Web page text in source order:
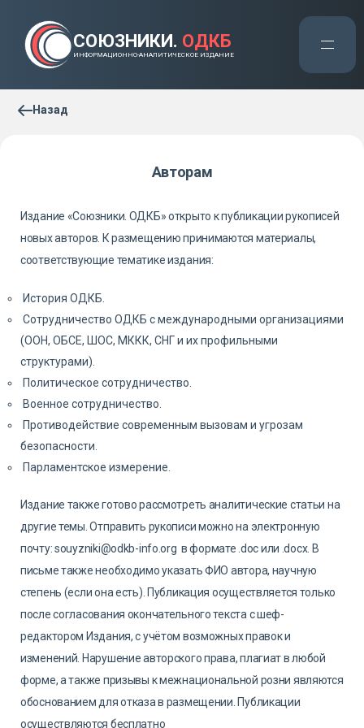
СОЮЗНИКИ. ОДКБ
ИНФОРМАЦИОННО-АНАЛИТИЧЕСКОЕ ИЗДАНИЕ
Назад
Авторам
Издание «Союзники. ОДКБ» открыто к публикации рукописей
новых авторов. К размещению принимаются материалы,
соответствующие тематике издания:
История ОДКБ.
Сотрудничество ОДКБ с международными организациями
(ООН, ОБСЕ, ШОС, МККК, СНГ и их профильными
структурами).
Политическое сотрудничество.
Военное сотрудничество.
Противодействие современным вызовам и угрозам
безопасности.
Парламентское измерение.
Издание также готово рассмотреть аналитические статьи на
другие темы. Отправить рукописи можно на электронную
почту:souyzniki@odkb-info.org в формате .doc или .docx. В
письме также необходимо указать ФИО автора, научную
степень (если она есть). Публикация осуществляется только
после согласования окончательного текста с шеф-
редактором Издания, с учётом возможных правок и
изменений. Нарушение авторского права, плагиат в любой
форме, а также призывы к межнациональной розни являются
обоснованием для отказа в размещении. Публикации
осуществляются бесплатно